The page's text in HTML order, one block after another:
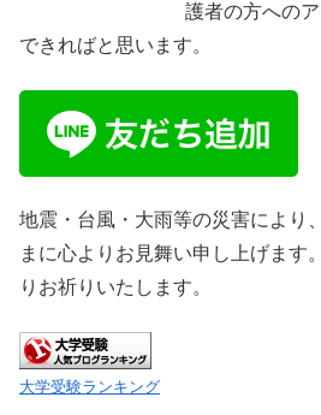
護者の方への
できればと思います。
地震・台風・大雨等の災害により
まに心よりお見舞い申し上げます
りお祈りいたします。
大学受験ランキング